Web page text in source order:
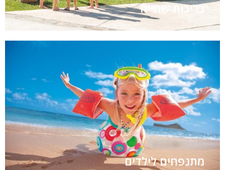
בריכות שחייה
מתנפחים לילדים